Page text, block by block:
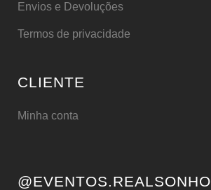
Envios e Devoluções
Termos de privacidade
CLIENTE
Minha conta
@EVENTOS.REALSONHO